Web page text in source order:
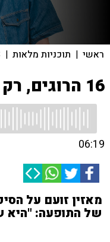
ראשי | תוכניות מלאות |
16 הרוגים, רק בשנה האחרונה
06:19
מאזין זועם על
של התופעה: "היא